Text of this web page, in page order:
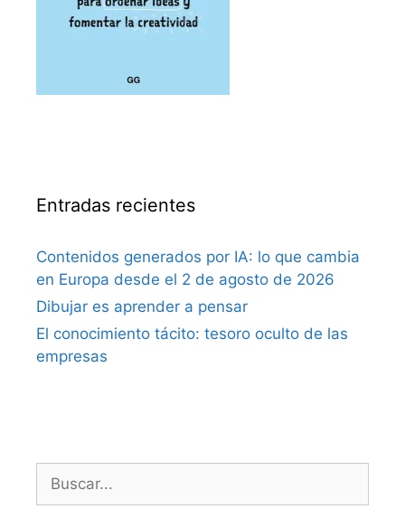
Entradas recientes
Contenidos generados por IA: lo que cambia
en Europa desde el 2 de agosto de 2026
Dibujar es aprender a pensar
El conocimiento tácito: tesoro oculto de las
empresas
Buscar: